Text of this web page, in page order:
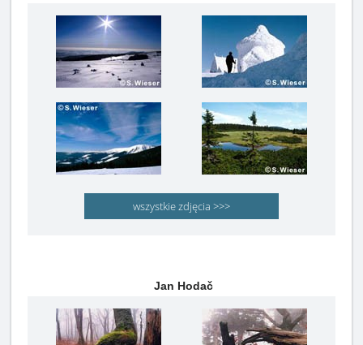
wszystkie zdjęcia >>>
Jan Hodač